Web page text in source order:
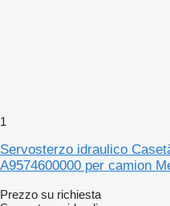
1
Servosterzo idraulico
A9574600000 per camion
Prezzo su richiesta